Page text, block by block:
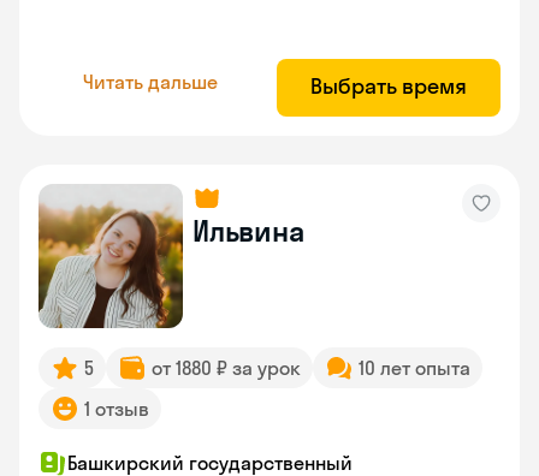
Читать дальше Выбрать время
Ильвина
5 от 1880 ₽ за урок
10 лет опыта
1 отзыв
Башкирский государственный